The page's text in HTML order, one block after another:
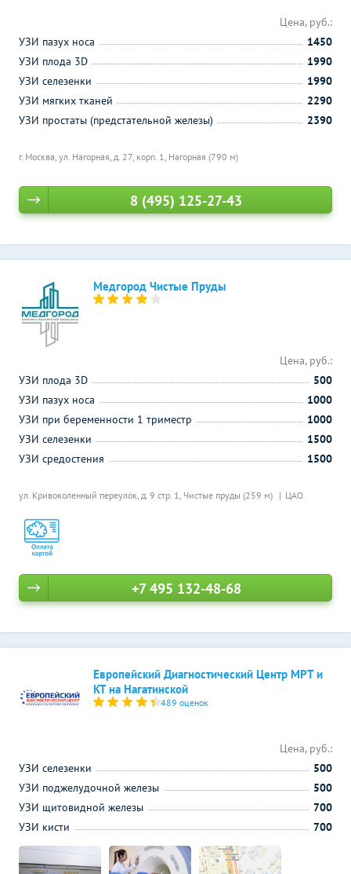
г. Москва, ул. Нагорная, д. 27, корп. 1, Нагорная (790 м)
Цена, руб.:
УЗИ пазух носа
1450
УЗИ плода 3D
1990
УЗИ селезенки
1990
УЗИ мягких тканей
2290
УЗИ простаты (предстательной железы)
2390
8 (495) 125-27-43
Медгород Чистые Пруды
ул. Кривоколенный переулок, д. 9 стр. 1, Чистые пруды (259 м) ЦАО
Цена, руб.:
УЗИ плода 3D
500
УЗИ пазух носа
1000
УЗИ при беременности 1 триместр
1000
УЗИ селезенки
1500
УЗИ средостения
1500
+7 495 132-48-68
Европейский Диагностический Центр МРТ и
КТ на Нагатинской
489 оценок
Цена, руб.:
УЗИ селезенки
500
УЗИ поджелудочной железы
500
УЗИ щитовидной железы
700
УЗИ кисти
700